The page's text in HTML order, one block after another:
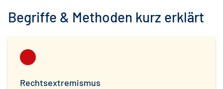
Begriffe & Methoden kurz erklärt
Rechtsextremismus